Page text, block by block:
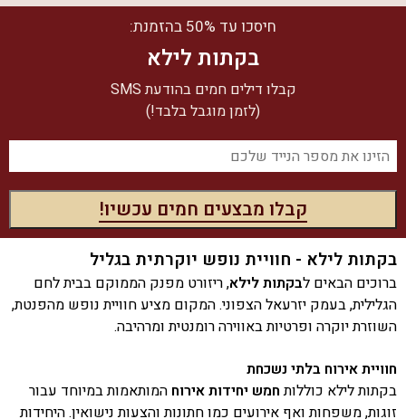
חיסכו עד 50% בהזמנת:
בקתות לילא
קבלו דילים חמים בהודעת SMS
(לזמן מוגבל בלבד!)
בקתות לילא - חוויית נופש יוקרתית בגליל
ברוכים הבאים לבקתות לילא, ריזורט מפנק הממוקם בבית לחם
הגלילית, בעמק יזרעאל הצפוני. המקום מציע חוויית נופש מהפנטת,
השוזרת יוקרה ופרטיות באווירה רומנטית ומרהיבה.
חוויית אירוח בלתי נשכחת
בקתות לילא כוללותחמש יחידות אירוח המותאמות במיוחד עבור
זוגות, משפחות ואף אירועים כמו חתונות והצעות נישואין. היחידות